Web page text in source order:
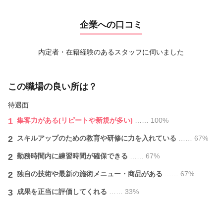
企業への口コミ
内定者・在籍経験のあるスタッフに伺いました
この職場の良い所は？
待遇面
1 集客力がある(リピートや新規が多い) …… 100%
2 スキルアップのための教育や研修に力を入れている …… 67%
2 勤務時間内に練習時間が確保できる …… 67%
2 独自の技術や最新の施術メニュー・商品がある …… 67%
3 成果を正当に評価してくれる …… 33%